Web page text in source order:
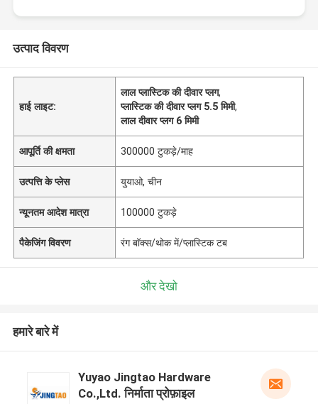
उत्पाद विवरण
हाई लाइट:
लाल प्लास्टिक की दीवार प्लग,
प्लास्टिक की दीवार प्लग 5.5 मिमी,
लाल दीवार प्लग 6 मिमी
आपूर्ति की क्षमता 300000 टुकड़े/माह
उत्पत्ति के प्लेस युयाओ, चीन
न्यूनतम आदेश मात्रा 100000 टुकड़े
पैकेजिंग विवरण रंग बॉक्स/थोक में/प्लास्टिक टब
और देखो
हमारे बारे में
Yuyao Jingtao Hardware
Co.,Ltd. निर्माता प्रोफ़ाइल